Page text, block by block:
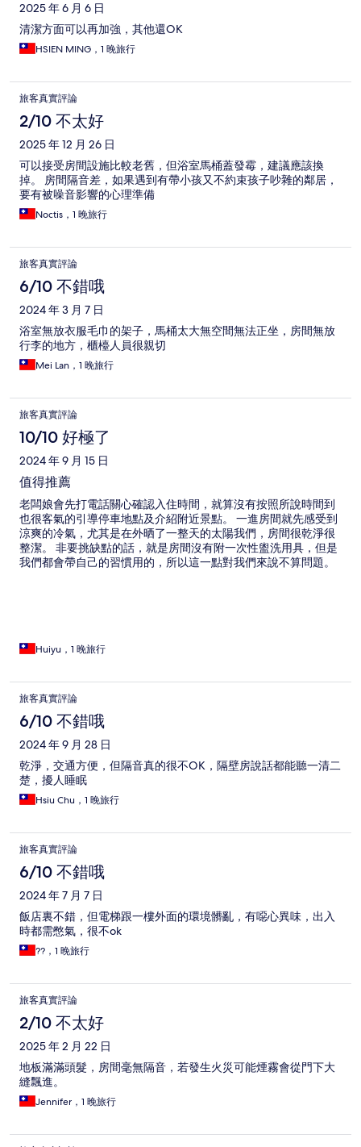
2025 年 6 月 6 日
清潔方面可以再加強，其他還OK
HSIEN MING，1 晚旅行
旅客真實評論
2/10 不太好
2025 年 12 月 26 日
可以接受房間設施比較老舊，但浴室馬桶蓋發霉，建議應該換
掉。 房間隔音差，如果遇到有帶小孩又不約束孩子吵雜的鄰居，
要有被噪音影響的心理準備
Noctis，1 晚旅行
旅客真實評論
6/10 不錯哦
2024 年 3 月 7 日
浴室無放衣服毛巾的架子，馬桶太大無空間無法正坐，房間無放
行李的地方，櫃檯人員很親切
Mei Lan，1 晚旅行
旅客真實評論
10/10 好極了
2024 年 9 月 15 日
值得推薦
老闆娘會先打電話關心確認入住時間，就算沒有按照所說時間到
也很客氣的引導停車地點及介紹附近景點。 一進房間就先感受到
涼爽的冷氣，尤其是在外晒了一整天的太陽我們，房間很乾淨很
整潔。 非要挑缺點的話，就是房間沒有附一次性盥洗用具，但是
我們都會帶自己的習慣用的，所以這一點對我們來說不算問題。
Huiyu，1 晚旅行
旅客真實評論
6/10 不錯哦
2024 年 9 月 28 日
乾淨，交通方便，但隔音真的很不OK，隔壁房說話都能聽一清二
楚，擾人睡眠
Hsiu Chu，1 晚旅行
旅客真實評論
6/10 不錯哦
2024 年 7 月 7 日
飯店裏不錯，但電梯跟一樓外面的環境髒亂，有噁心異味，出入
時都需憋氣，很不ok
??，1 晚旅行
旅客真實評論
2/10 不太好
2025 年 2 月 22 日
地板滿滿頭髮，房間毫無隔音，若發生火災可能煙霧會從門下大
縫飄進。
Jennifer，1 晚旅行